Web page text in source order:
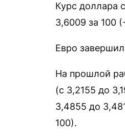
Курс доллара
3,6009 за 100
Евро
На прошлой
(с 3,2155 до
3,4855 до
100).